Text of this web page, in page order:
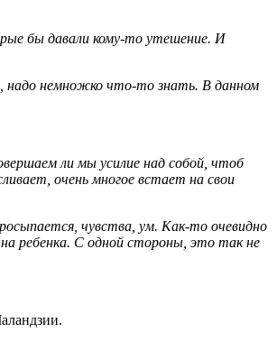
бы давали кому-то утешение. И
надо немножко что-то знать. В данном
ли мы усилие над собой, чтоб
очень многое встает на свои
чувства, ум. Как-то очевидно
ребенка. С одной стороны, это так не